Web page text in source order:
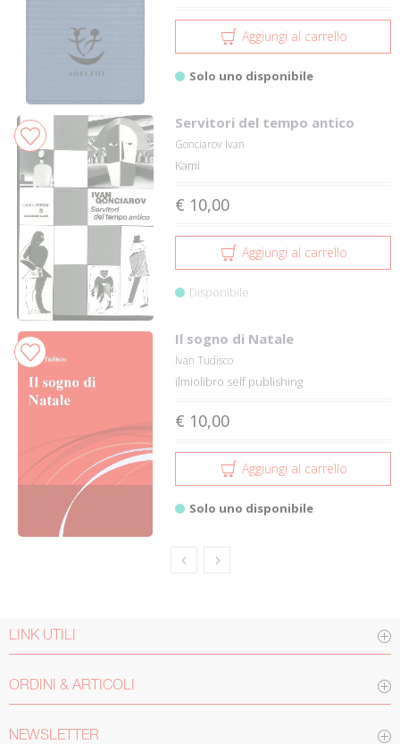
Aggiungi al carrello
Solo uno disponibile
Servitori del tempo antico
Gonciarov Ivan
Kami
€ 10,00
Aggiungi al carrello
Disponibile
Il sogno di Natale
Ivan Tudisco
ilmiolibro self publishing
€ 10,00
Aggiungi al carrello
Solo uno disponibile
LINK UTILI
ORDINI & ARTICOLI
NEWSLETTER